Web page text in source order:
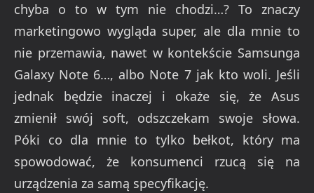
chyba o to w tym nie chodzi…? To znaczy
marketingowo wygląda super, ale dla mnie to
nie przemawia, nawet w kontekście Samsunga
Galaxy Note 6…, albo Note 7 jak kto woli. Jeśli
jednak będzie inaczej i okaże się, że Asus
zmienił swój soft, odszczekam swoje słowa.
Póki co dla mnie to tylko bełkot, który ma
spowodować, że konsumenci rzucą się na
urządzenia za samą specyfikację.